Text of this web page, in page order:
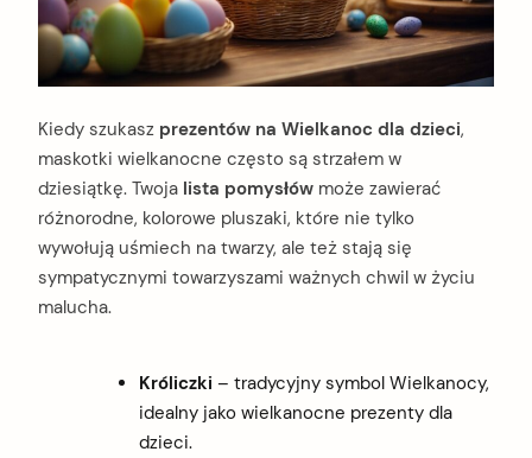
Kiedy szukasz prezentów na Wielkanoc dla dzieci,
maskotki wielkanocne często są strzałem w
dziesiątkę. Twoja lista pomysłów może zawierać
różnorodne, kolorowe pluszaki, które nie tylko
wywołują uśmiech na twarzy, ale też stają się
sympatycznymi towarzyszami ważnych chwil w życiu
malucha.
Króliczki – tradycyjny symbol Wielkanocy,
idealny jako wielkanocne prezenty dla
dzieci.